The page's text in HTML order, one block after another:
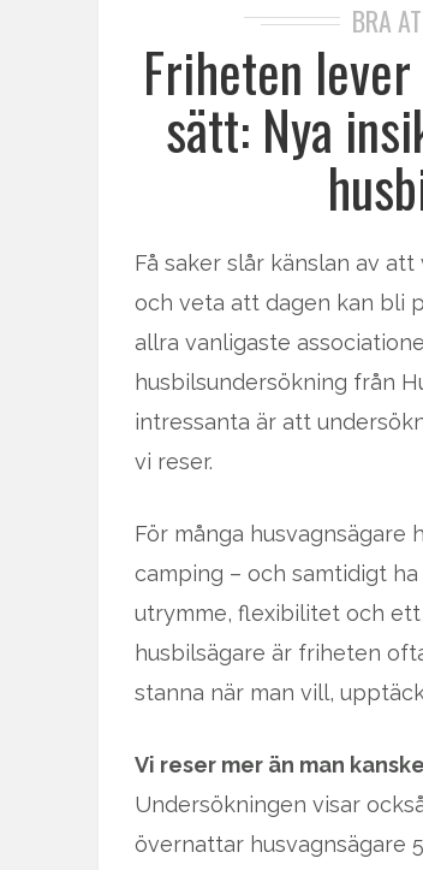
BRA
Friheten
sätt: Nya
Få saker slår känslan av
och veta att dagen kan bli
allra vanligaste
husbilsundersökning från
intressanta är att
vi reser.
För många
camping – och samtidigt
utrymme, flexibilitet och
husbilsägare är friheten
stanna när man vill,
Vi reser mer än man
Undersökningen visar
övernattar husvagnsägare